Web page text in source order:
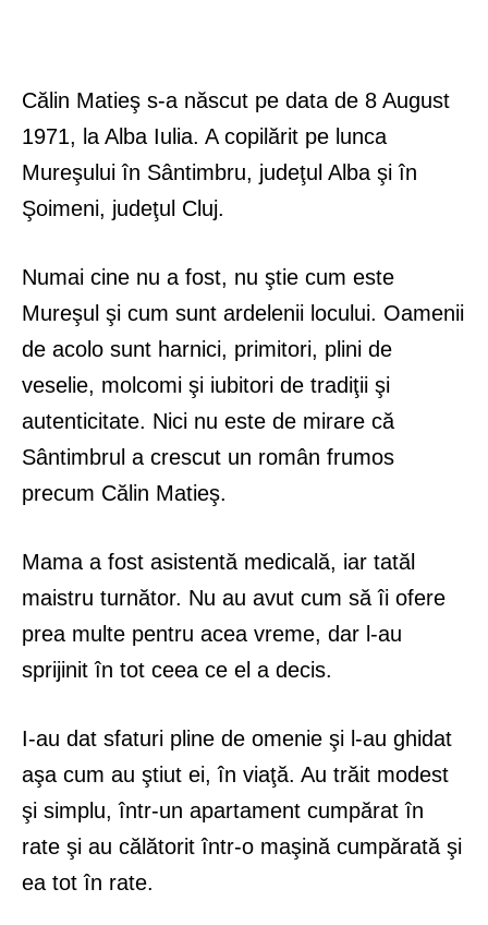
Călin Matieş s-a născut pe data de 8 August
1971, la Alba Iulia. A copilărit pe lunca
Mureşului în Sântimbru, judeţul Alba şi în
Şoimeni, judeţul Cluj.
Numai cine nu a fost, nu ştie cum este
Mureşul şi cum sunt ardelenii locului. Oamenii
de acolo sunt harnici, primitori, plini de
veselie, molcomi şi iubitori de tradiţii şi
autenticitate. Nici nu este de mirare că
Sântimbrul a crescut un român frumos
precum Călin Matieş.
Mama a fost asistentă medicală, iar tatăl
maistru turnător. Nu au avut cum să îi ofere
prea multe pentru acea vreme, dar l-au
sprijinit în tot ceea ce el a decis.
I-au dat sfaturi pline de omenie şi l-au ghidat
aşa cum au ştiut ei, în viaţă. Au trăit modest
şi simplu, într-un apartament cumpărat în
rate şi au călătorit într-o maşină cumpărată şi
ea tot în rate.